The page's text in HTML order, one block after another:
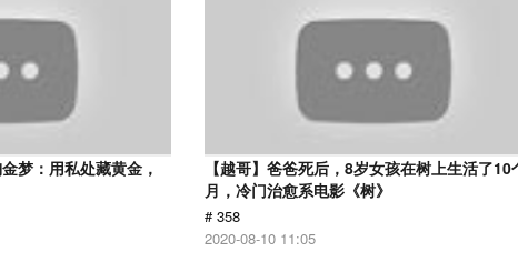
梦：用私处藏黄金，
【越哥】爸爸死后，8岁女孩在树上生活了10
月，冷门治愈系电影《树》
# 358
2020-08-10 11:05